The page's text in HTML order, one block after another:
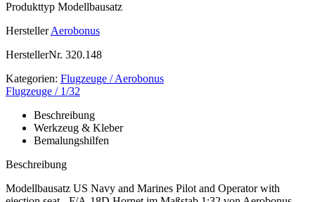
Produkttyp Modellbausatz
Hersteller Aerobonus
HerstellerNr. 320.148
Kategorien: Flugzeuge / Aerobonus
Flugzeuge / 1/32
Beschreibung
Werkzeug & Kleber
Bemalungshilfen
Beschreibung
Modellbausatz US Navy and Marines Pilot and Operator with